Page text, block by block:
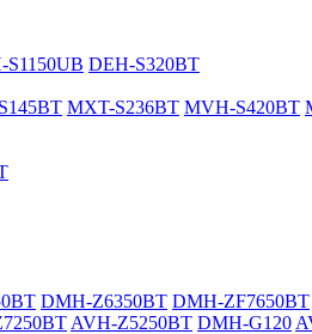
S1150UB DEH-S320BT
MXT-S236BT MVH-S420BT
DMH-Z6350BT DMH-ZF7650BT
AVH-Z5250BT DMH-G120